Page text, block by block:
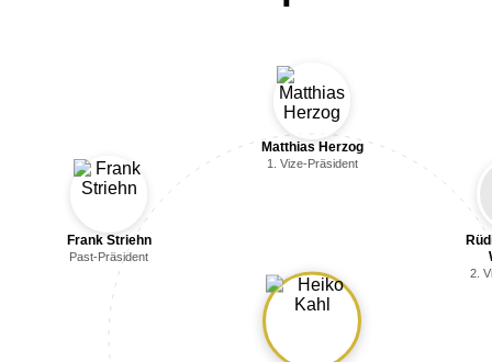
Matthias Herzog
1. Vize-Präsident
2.
Frank Striehn
Past-Präsident